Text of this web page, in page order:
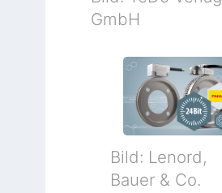
GmbH
Bild: Lenord,
Bauer & Co.